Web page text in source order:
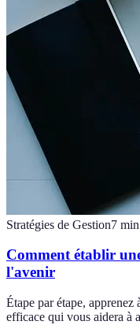
Stratégies de Gestion7 min
Comment établir
l'avenir
Étape par étape,
efficace qui vous aidera à